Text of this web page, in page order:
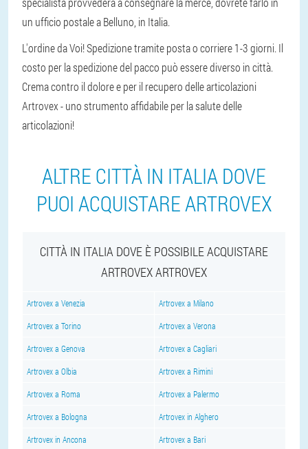
un ufficio postale a Belluno, in Italia.
L'ordine da Voi! Spedizione tramite posta o corriere 1-3 giorni. Il
costo per la spedizione del pacco può essere diverso in città.
Crema contro il dolore e per il recupero delle articolazioni
Artrovex - uno strumento affidabile per la salute delle
articolazioni!
ALTRE CITTÀ IN ITALIA DOVE
PUOI ACQUISTARE ARTROVEX
CITTÀ IN ITALIA DOVE È POSSIBILE ACQUISTARE
ARTROVEX ARTROVEX
Artrovex a Venezia Artrovex a Milano
Artrovex a Torino Artrovex a Verona
Artrovex a Genova Artrovex a Cagliari
Artrovex a Olbia Artrovex a Rimini
Artrovex a Roma Artrovex a Palermo
Artrovex a Bologna Artrovex in Alghero
Artrovex in Ancona Artrovex a Bari